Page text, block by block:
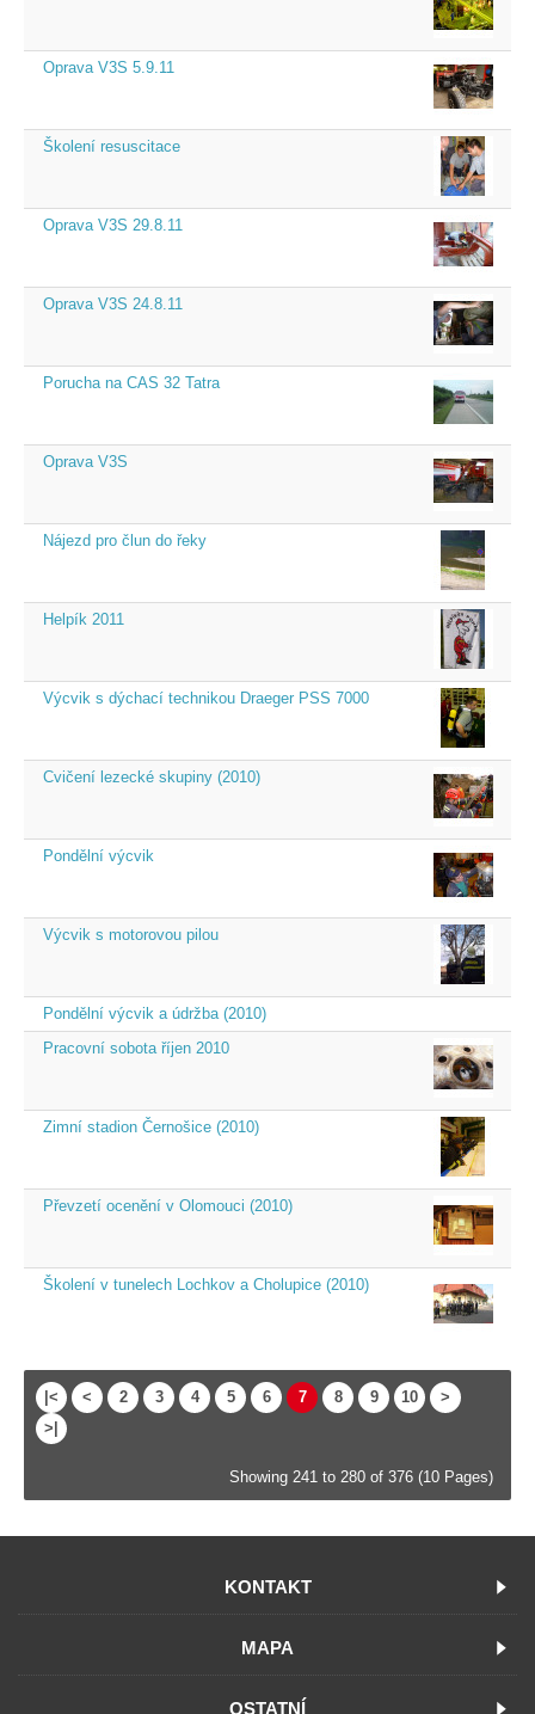
Oprava V3S 5.9.11
Školení resuscitace
Oprava V3S 29.8.11
Oprava V3S 24.8.11
Porucha na CAS 32 Tatra
Oprava V3S
Nájezd pro člun do řeky
Helpík 2011
Výcvik s dýchací technikou Draeger PSS 7000
Cvičení lezecké skupiny (2010)
Pondělní výcvik
Výcvik s motorovou pilou
Pondělní výcvik a údržba (2010)
Pracovní sobota říjen 2010
Zimní stadion Černošice (2010)
Převzetí ocenění v Olomouci (2010)
Školení v tunelech Lochkov a Cholupice (2010)
|< < 2 3 4 5 6 7 8 9 10
>
>|
Showing 241 to 280 of 376 (10 Pages)
KONTAKT
MAPA
OSTATNÍ